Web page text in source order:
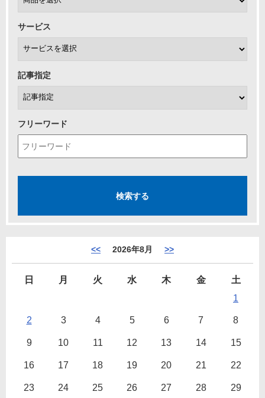
サービス
記事指定
フリーワード
<< 2026年8月 >>
日 月 火 水 木 金
土
1
2 3 4 5 6 7 8
9 10 11 12 13 14 15
16 17 18 19 20 21 22
23 24 25 26 27 28 29